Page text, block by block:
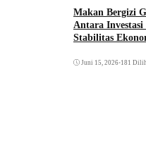
Makan Bergizi
Antara
Stabilitas
Juni 15, 2026•181